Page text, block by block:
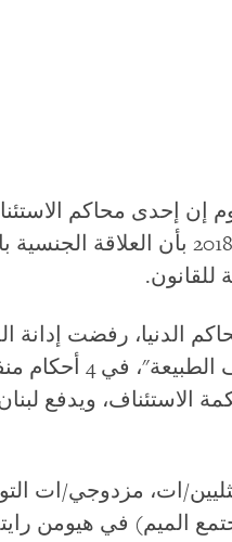
إن إحدى محاكم
أصدرت قرارا رائدا في 12 يوليو/تموز 2018 بأن
الدنيا، رفضت إدانة
ومتحولي الاجتماعي بـ "المجامعة
الاستئناف، ويدفع
ات، مزدوجي/ات
الميم) في هيومن